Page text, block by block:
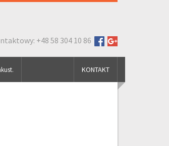
+48 58 304 10 86
KONTAKT